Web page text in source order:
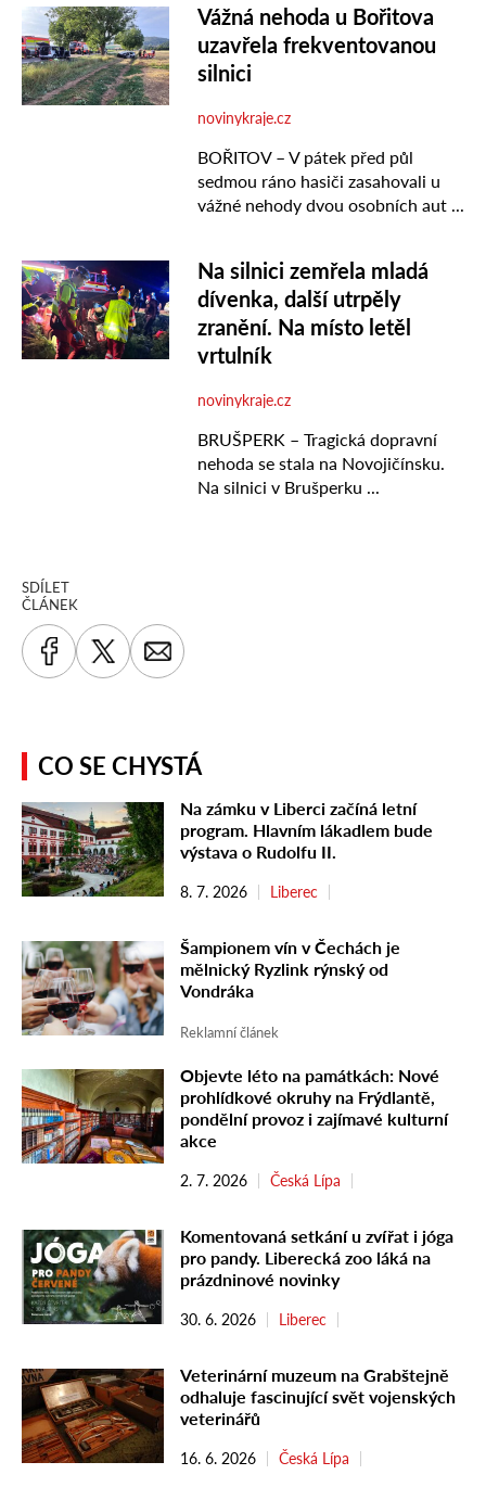
SDÍLET
ČLÁNEK
CO SE CHYSTÁ
Na zámku v Liberci začíná letní
program. Hlavním lákadlem bude
výstava o Rudolfu II.
8. 7. 2026 Liberec
Šampionem vín v Čechách je
mělnický Ryzlink rýnský od
Vondráka
Reklamní článek
Objevte léto na památkách: Nové
prohlídkové okruhy na Frýdlantě,
pondělní provoz i zajímavé kulturní
akce
2. 7. 2026 Česká Lípa
Komentovaná setkání u zvířat i jóga
pro pandy. Liberecká zoo láká na
prázdninové novinky
30. 6. 2026 Liberec
Veterinární muzeum na Grabštejně
odhaluje fascinující svět vojenských
veterinářů
16. 6. 2026 Česká Lípa